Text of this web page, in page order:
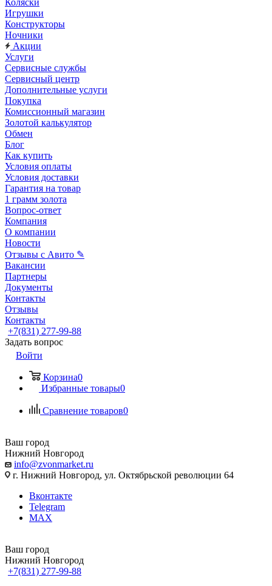
Коляски
Игрушки
Конструкторы
Ночники
Акции
Услуги
Сервисные службы
Сервисный центр
Дополнительные услуги
Покупка
Комиссионный магазин
Золотой калькулятор
Обмен
Блог
Как купить
Условия оплаты
Условия доставки
Гарантия на товар
1 грамм золота
Вопрос-ответ
Компания
О компании
Новости
Отзывы с Авито ✎
Вакансии
Партнеры
Документы
Контакты
Отзывы
Контакты
+7(831) 277-99-88
Задать вопрос
Войти
Корзина0
Избранные товары0
Сравнение товаров0
Ваш город
Нижний Новгород
info@zvonmarket.ru
г. Нижний Новгород, ул. Октябрьской революции 64
Вконтакте
Telegram
MAX
Ваш город
Нижний Новгород
+7(831) 277-99-88